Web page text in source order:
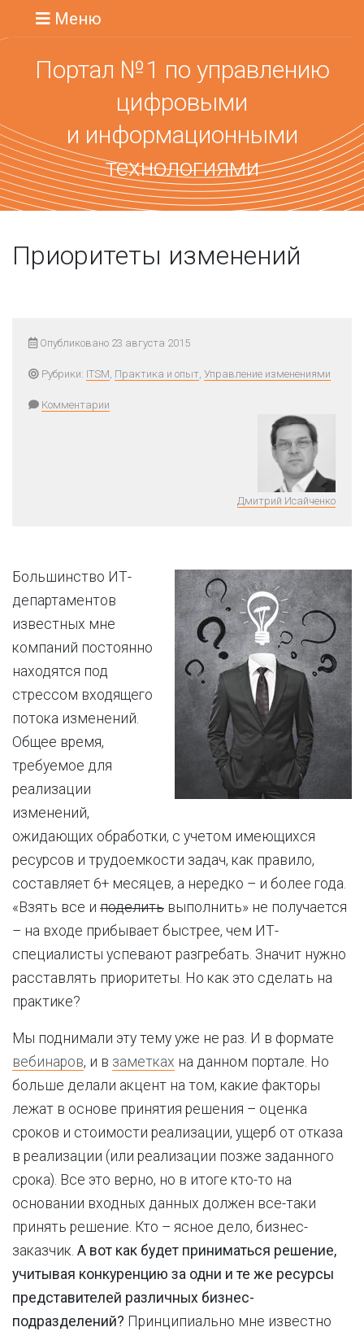
Меню
Портал №1 по управлению
цифровыми
и информационными
технологиями
Приоритеты изменений
Опубликовано 23 августа 2015
Рубрики: ITSM, Практика и опыт, Управление изменениями
Комментарии
Дмитрий Исайченко
Большинство ИТ-
департаментов
известных мне
компаний постоянно
находятся под
стрессом входящего
потока изменений.
Общее время,
требуемое для
реализации
изменений,
ожидающих обработки, с учетом имеющихся
ресурсов и трудоемкости задач, как правило,
составляет 6+ месяцев, а нередко – и более года.
«Взять все и поделить выполнить» не получается
– на входе прибывает быстрее, чем ИТ-
специалисты успевают разгребать. Значит нужно
расставлять приоритеты. Но как это сделать на
практике?
Мы поднимали эту тему уже не раз. И в формате
вебинаров, и в заметках на данном портале. Но
больше делали акцент на том, какие факторы
лежат в основе принятия решения – оценка
сроков и стоимости реализации, ущерб от отказа
в реализации (или реализации позже заданного
срока). Все это верно, но в итоге кто-то на
основании входных данных должен все-таки
принять решение. Кто – ясное дело, бизнес-
заказчик. А вот как будет приниматься решение,
учитывая конкуренцию за одни и те же ресурсы
представителей различных бизнес-
подразделений? Принципиально мне известно